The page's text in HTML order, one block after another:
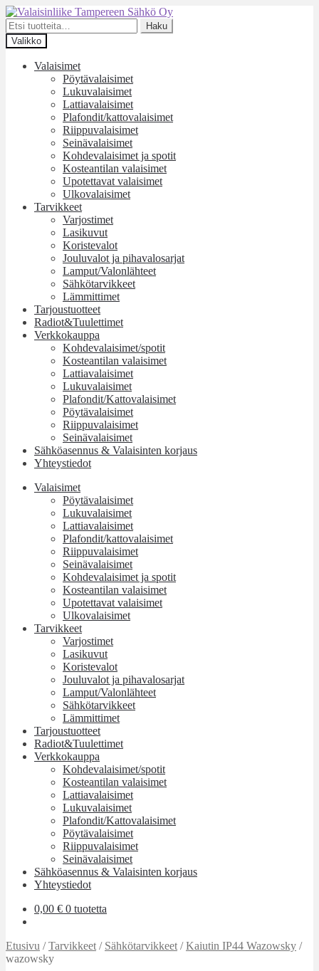
Siirry
navigointiin
Siirry
sisältöön
Etsi:
Haku
Valikko
Valaisimet
Pöytävalaisimet
Lukuvalaisimet
Lattiavalaisimet
Plafondit/kattovalaisimet
Riippuvalaisimet
Seinävalaisimet
Kohdevalaisimet ja spotit
Kosteantilan valaisimet
Upotettavat valaisimet
Ulkovalaisimet
Tarvikkeet
Varjostimet
Lasikuvut
Koristevalot
Jouluvalot ja pihavalosarjat
Lamput/Valonlähteet
Sähkötarvikkeet
Lämmittimet
Tarjoustuotteet
Radiot&Tuulettimet
Verkkokauppa
Kohdevalaisimet/spotit
Kosteantilan valaisimet
Lattiavalaisimet
Lukuvalaisimet
Plafondit/Kattovalaisimet
Pöytävalaisimet
Riippuvalaisimet
Seinävalaisimet
Sähköasennus & Valaisinten korjaus
Yhteystiedot
Valaisimet
Pöytävalaisimet
Lukuvalaisimet
Lattiavalaisimet
Plafondit/kattovalaisimet
Riippuvalaisimet
Seinävalaisimet
Kohdevalaisimet ja spotit
Kosteantilan valaisimet
Upotettavat valaisimet
Ulkovalaisimet
Tarvikkeet
Varjostimet
Lasikuvut
Koristevalot
Jouluvalot ja pihavalosarjat
Lamput/Valonlähteet
Sähkötarvikkeet
Lämmittimet
Tarjoustuotteet
Radiot&Tuulettimet
Verkkokauppa
Kohdevalaisimet/spotit
Kosteantilan valaisimet
Lattiavalaisimet
Lukuvalaisimet
Plafondit/Kattovalaisimet
Pöytävalaisimet
Riippuvalaisimet
Seinävalaisimet
Sähköasennus & Valaisinten korjaus
Yhteystiedot
0,00 € 0 tuotetta
Etusivu /Tarvikkeet / Sähkötarvikkeet /Kaiutin IP44 Wazowsky /
wazowsky